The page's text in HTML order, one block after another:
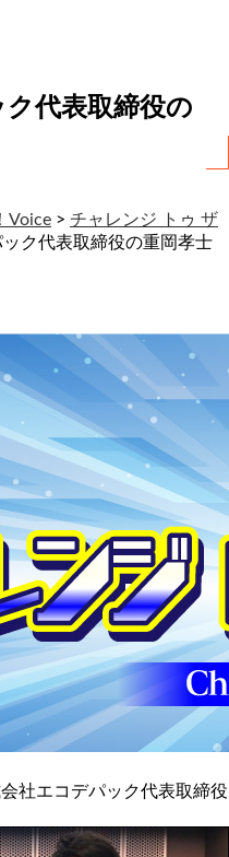
代表取締役の
Voice > チャレンジ トゥ ザ
ク代表取締役の重岡孝士
社エコデパック代表取締役